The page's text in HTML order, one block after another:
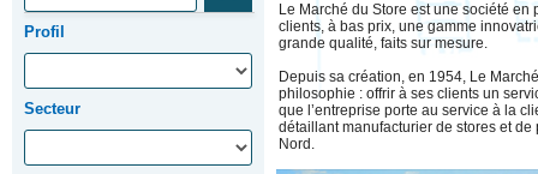
Profil
Secteur
Le Marché du Store est une société
clients, à bas prix, une gamme
grande qualité, faits sur mesure.
Depuis sa création, en 1954, Le
philosophie : offrir à ses clients un
que l’entreprise porte au service à la
détaillant manufacturier de stores et
Nord.